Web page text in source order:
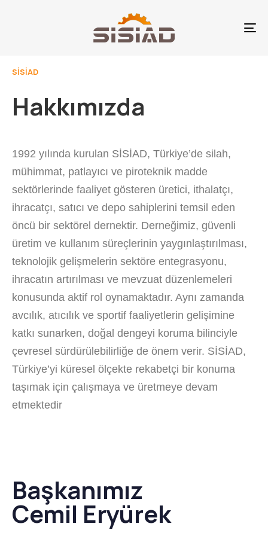
SİSİAD
Hakkımızda
1992 yılında kurulan SİSİAD, Türkiye’de silah,
mühimmat, patlayıcı ve piroteknik madde
sektörlerinde faaliyet gösteren üretici, ithalatçı,
ihracatçı, satıcı ve depo sahiplerini temsil eden
öncü bir sektörel dernektir. Derneğimiz, güvenli
üretim ve kullanım süreçlerinin yaygınlaştırılması,
teknolojik gelişmelerin sektöre entegrasyonu,
ihracatın artırılması ve mevzuat düzenlemeleri
konusunda aktif rol oynamaktadır. Aynı zamanda
avcılık, atıcılık ve sportif faaliyetlerin gelişimine
katkı sunarken, doğal dengeyi koruma bilinciyle
çevresel sürdürülebilirliğe de önem verir. SİSİAD,
Türkiye’yi küresel ölçekte rekabetçi bir konuma
taşımak için çalışmaya ve üretmeye devam
etmektedir
Başkanımız
Cemil Eryürek